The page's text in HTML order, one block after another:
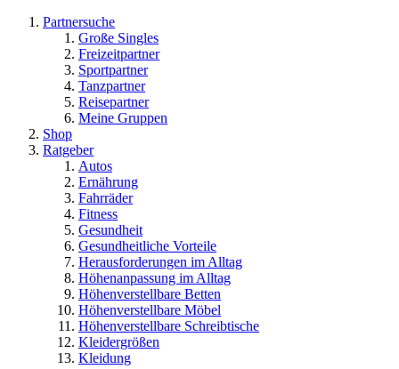
Partnersuche
Große Singles
Freizeitpartner
Sportpartner
Tanzpartner
Reisepartner
Meine Gruppen
Shop
Ratgeber
Autos
Ernährung
Fahrräder
Fitness
Gesundheit
Gesundheitliche Vorteile
Herausforderungen im Alltag
Höhenanpassung im Alltag
Höhenverstellbare Betten
Höhenverstellbare Möbel
Höhenverstellbare Schreibtische
Kleidergrößen
Kleidung